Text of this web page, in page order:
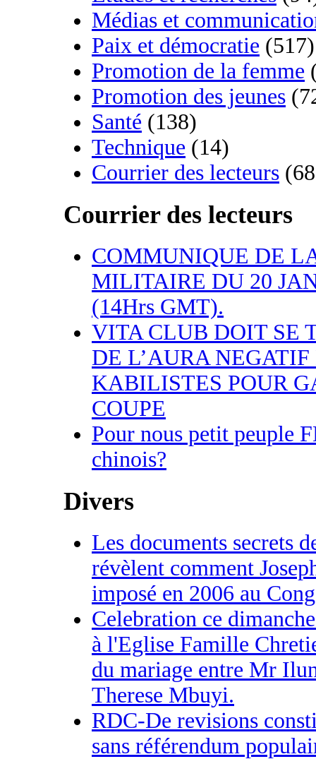
Médias et
Paix et démocratie (517)
Promotion de la femme
Promotion des jeunes
Santé (138)
Technique (14)
Courrier des lecteurs
Courrier des lecteurs
COMMUNIQUE DE
MILITAIRE DU 20
(14Hrs GMT).
VITA CLUB DOIT SE
DE L’AURA NEGATIF
KABILISTES POUR
COUPE
Pour nous petit peuple
chinois?
Divers
Les documents secrets
révèlent comment
imposé en 2006 au
Celebration ce
à l'Eglise Famille
du mariage entre Mr
Therese Mbuyi.
RDC-De revisions
sans référendum